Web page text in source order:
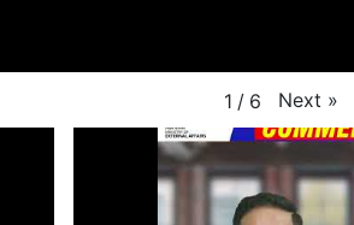
1 / 6 Next »